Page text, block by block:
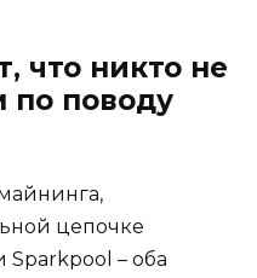
что никто не
по поводу
цепочке
Sparkpool – оба